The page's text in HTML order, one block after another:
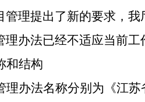
管理提出了新的要求，
理办法已经不适应当前
和结构
理办法名称分别为《江